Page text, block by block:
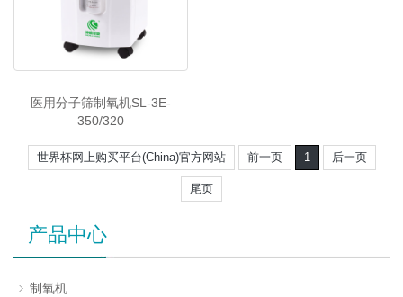
医用分子筛制氧机SL-3E-
350/320
世界杯网上购买平台(China)官方网站 前一页 1 后一页
尾页
产品中心
制氧机